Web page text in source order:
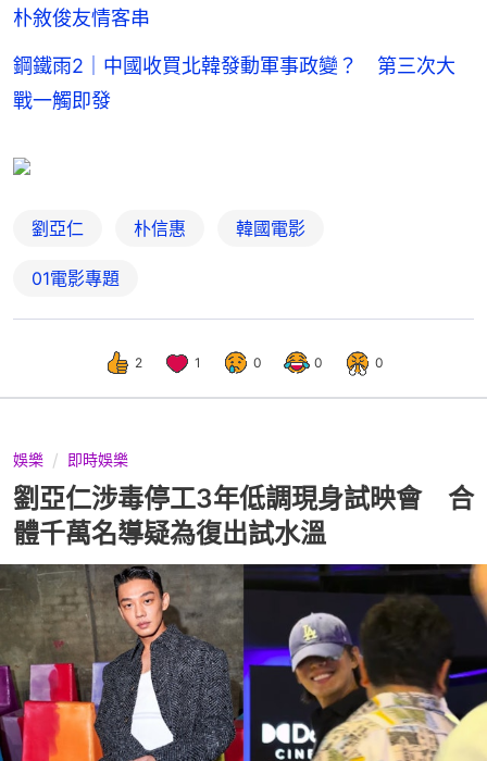
朴敘俊友情客串
鋼鐵雨2｜中國收買北韓發動軍事政變？ 第三次大
戰一觸即發
劉亞仁 朴信惠 韓國電影
01電影專題
2 1 0 0 0
娛樂 即時娛樂
劉亞仁涉毒停工3年低調現身試映會 合
體千萬名導疑為復出試水溫